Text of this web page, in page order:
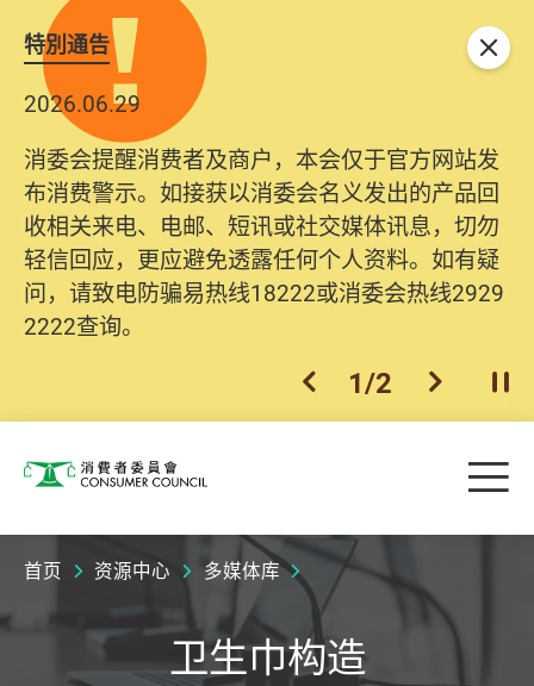
特別通告
2026.06.29
消委会提醒消费者及商户，本会仅于官方网站发
布消费警示。如接获以消委会名义发出的产品回
收相关来电、电邮、短讯或社交媒体讯息，切勿
轻信回应，更应避免透露任何个人资料。如有疑
问，请致电防骗易热线18222或消委会热线2929
2222查询。
上一个
1/2 下一个开
关闭
消费者委员会 目
首页 资源中心 多媒体库
卫生巾构造